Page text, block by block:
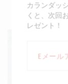
カランダッ
くと、次回
レゼント！